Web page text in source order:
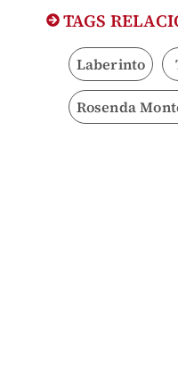
TAGS
Laberinto
Rosenda